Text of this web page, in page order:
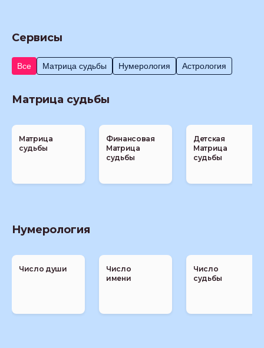
Сервисы
Все Матрица судьбы Нумерология Астрология
Матрица судьбы
Матрица
судьбы
Финансовая
Матрица
судьбы
Детская
Матрица
судьбы
Нумерология
Число души
Число
имени
Число
судьбы